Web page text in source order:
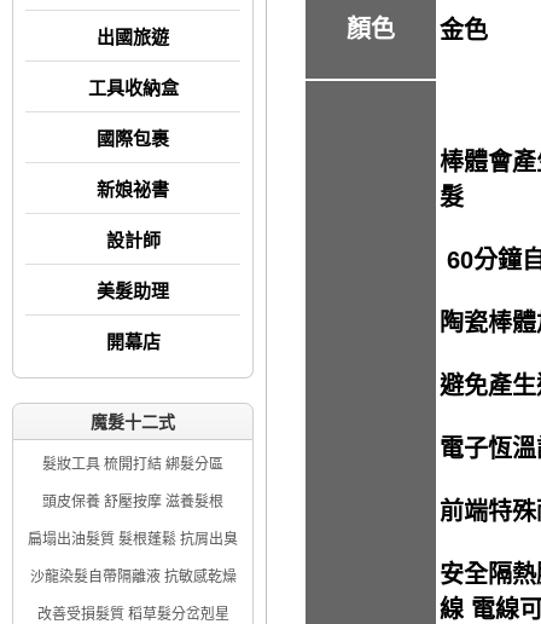
出國旅遊
工具收納盒
國際包裹
新娘祕書
設計師
美髮助理
開幕店
魔髮十二式
髮妝工具 梳開打結 綁髮分區
頭皮保養 舒壓按摩 滋養髮根
扁塌出油髮質 髮根蓬鬆 抗屑出臭
沙龍染髮自帶隔離液 抗敏感乾燥
改善受損髮質 稻草髮分岔剋星
顏色 金色
棒體會
髮
60分鐘
陶瓷棒
避免產
電子恆
前端特
安全隔
線 電線